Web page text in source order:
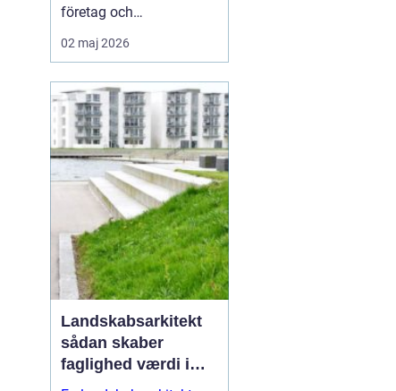
företag och
fastighetsutvecklare att
skapa hållbara, vackra
Rollen handlar inte bara
om fasader och
planlösningar, utan
också om att tolka
platsen, lagen, ekonomin
och användar...
02 maj 2026
Landskabsarkitekt
sådan skaber
faglighed værdi i
uderum